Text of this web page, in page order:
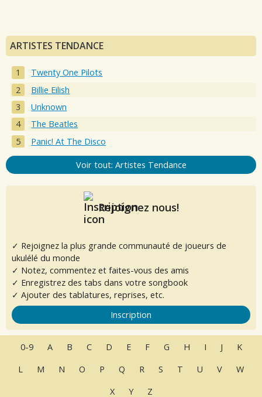
ARTISTES TENDANCE
Twenty One Pilots
Billie Eilish
Unknown
The Beatles
Panic! At The Disco
Voir tout: Artistes Tendance
Rejoignez nous!
✓ Rejoignez la plus grande communauté de joueurs de
ukulélé du monde
✓ Notez, commentez et faites-vous des amis
✓ Enregistrez des tabs dans votre songbook
✓ Ajouter des tablatures, reprises, etc.
Inscription
0-9 A B C D E F G H I J
K
L
M N O P Q R S T U V
W
X
Y Z